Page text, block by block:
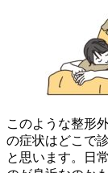
このような整形
の症状はどこで
と思います。日